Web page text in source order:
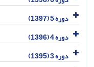
دوره 5 (1397)
دوره 4 (1396)
دوره 3 (1395)